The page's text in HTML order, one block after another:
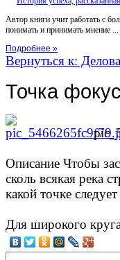
Автор книги учит работать с
понимать и принимать мнение ...
Подробнее »
Вернуться к:
Точка
Описание Чтобы
сколь всякая река
какой точке
Для широкого